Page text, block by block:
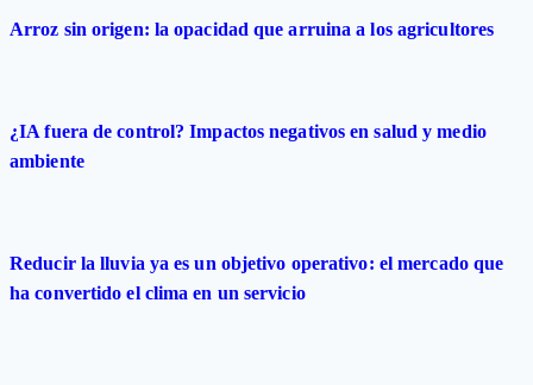
Arroz sin origen: la opacidad que arruina a los agricultores
¿IA fuera de control? Impactos negativos en salud y medio
ambiente
Reducir la lluvia ya es un objetivo operativo: el mercado que
ha convertido el clima en un servicio